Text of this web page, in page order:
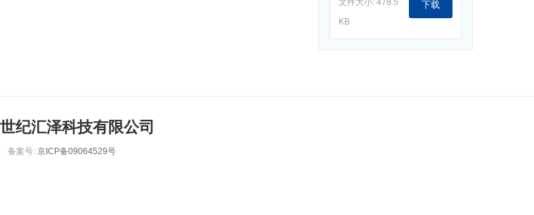
文件大小: 478.5
KB
下载
纪汇泽科技有限公司
备案号: 京ICP备09064529号